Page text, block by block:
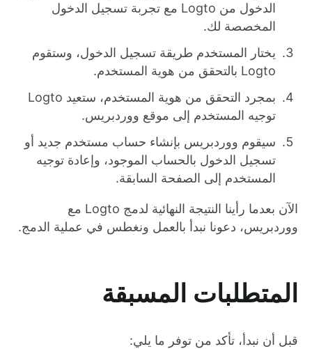
الدخول من Logto مع تجربة تسجيل الدخول
المخصصة لك.
يختار المستخدم طريقة تسجيل الدخول، وستقوم
Logto بالتحقق من هوية المستخدم.
بمجرد التحقق من هوية المستخدم، ستعيد Logto
توجيه المستخدم إلى موقع ووردبريس.
سيقوم ووردبريس بإنشاء حساب مستخدم جديد أو
تسجيل الدخول بالحساب الموجود، وإعادة توجيه
المستخدم إلى الصفحة السابقة.
الآن بعدما رأينا النتيجة النهائية لدمج Logto مع
ووردبريس، دعونا نبدأ بالعمل ونغطس في عملية الدمج.
المتطلبات المسبقة
قبل أن نبدأ، تأكد من توفر ما يلي: